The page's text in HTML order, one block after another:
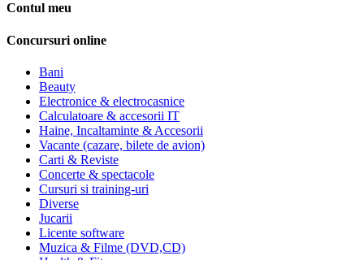
Contul meu
Concursuri online
Bani
Beauty
Electronice & electrocasnice
Calculatoare & accesorii IT
Haine, Incaltaminte & Accesorii
Vacante (cazare, bilete de avion)
Carti & Reviste
Concerte & spectacole
Cursuri si training-uri
Diverse
Jucarii
Licente software
Muzica & Filme (DVD,CD)